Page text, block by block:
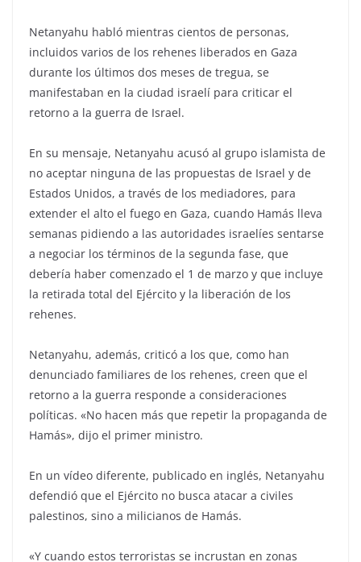
Netanyahu habló mientras cientos de personas,
incluidos varios de los rehenes liberados en Gaza
durante los últimos dos meses de tregua, se
manifestaban en la ciudad israelí para criticar el
retorno a la guerra de Israel.
En su mensaje, Netanyahu acusó al grupo islamista de
no aceptar ninguna de las propuestas de Israel y de
Estados Unidos, a través de los mediadores, para
extender el alto el fuego en Gaza, cuando Hamás lleva
semanas pidiendo a las autoridades israelíes sentarse
a negociar los términos de la segunda fase, que
debería haber comenzado el 1 de marzo y que incluye
la retirada total del Ejército y la liberación de los
rehenes.
Netanyahu, además, criticó a los que, como han
denunciado familiares de los rehenes, creen que el
retorno a la guerra responde a consideraciones
políticas. «No hacen más que repetir la propaganda de
Hamás», dijo el primer ministro.
En un vídeo diferente, publicado en inglés, Netanyahu
defendió que el Ejército no busca atacar a civiles
palestinos, sino a milicianos de Hamás.
«Y cuando estos terroristas se incrustan en zonas